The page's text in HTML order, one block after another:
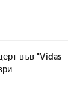
във "Vidas